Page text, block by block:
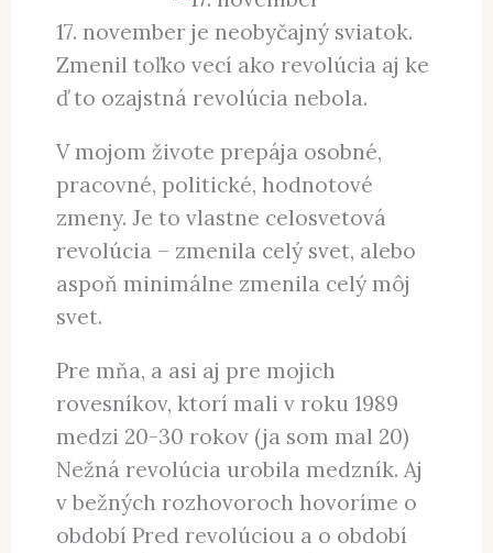
17. november je neobyčajný sviatok.
Zmenil toľko vecí ako revolúcia aj ke
ď to ozajstná revolúcia nebola.
V mojom živote prepája osobné,
pracovné, politické, hodnotové
zmeny. Je to vlastne celosvetová
revolúcia – zmenila celý svet, alebo
aspoň minimálne zmenila celý môj
svet.
Pre mňa, a asi aj pre mojich
rovesníkov, ktorí mali v roku 1989
medzi 20-30 rokov (ja som mal 20)
Nežná revolúcia urobila medzník. Aj
v bežných rozhovoroch hovoríme o
období Pred revolúciou a o období